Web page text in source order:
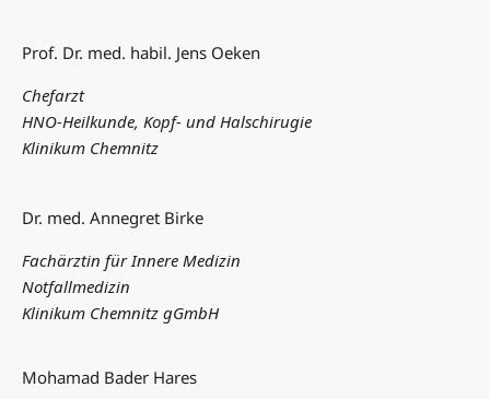
Prof. Dr. med. habil. Jens Oeken
Chefarzt
HNO-Heilkunde, Kopf- und Halschirugie
Klinikum Chemnitz
Dr. med. Annegret Birke
Fachärztin für Innere Medizin
Notfallmedizin
Klinikum Chemnitz gGmbH
Mohamad Bader Hares